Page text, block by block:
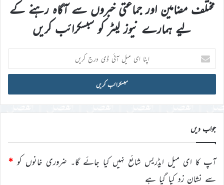
مختلف مضامین اور جماعتی خبروں سے آگاہ رہنے کے
لیے ہمارے نیوز لیٹر کو سبسکرائب کریں
اپنا
ای
میل
ڈی
درج
کریں
جواب دیں
آپ کا ای میل ایڈریس شائع نہیں کیا جائے گا۔ ضروری خانوں کو *
سے نشان زد کیا گیا ہے